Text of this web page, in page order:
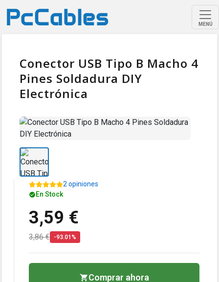
MENÚ
Conector USB Tipo B Macho 4
Pines Soldadura DIY
Electrónica
2 opiniones
En Stock
3,59 €
3,86 € -93.01%
Comprar ahora